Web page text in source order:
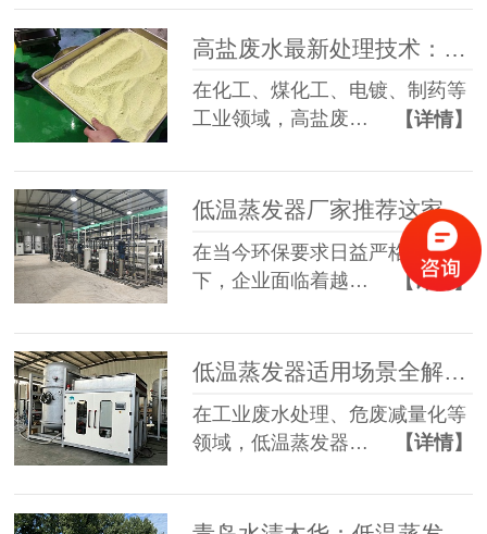
在化工、煤化工、电镀、制药等
工业领域，高盐废…
【详情】
低温蒸发器厂家推荐这家，降低90%危废处置成本！
在当今环保要求日益严格的形势
下，企业面临着越…
【详情】
低温蒸发器适用场景全解析：分行业应用与选型指南
在工业废水处理、危废减量化等
领域，低温蒸发器…
【详情】